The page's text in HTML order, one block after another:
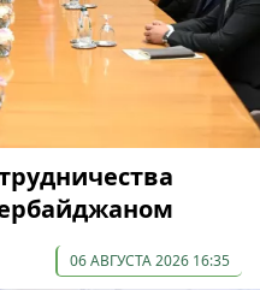
06 АВГУСТА 2026 16:35